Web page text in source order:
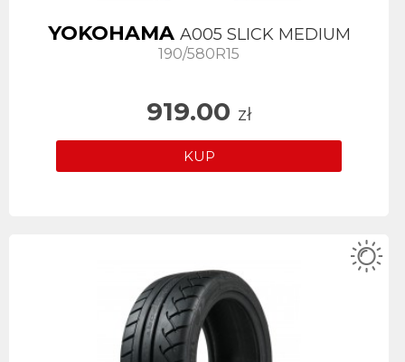
YOKOHAMA A005 SLICK MEDIUM
190/580R15
919.00 zł
KUP